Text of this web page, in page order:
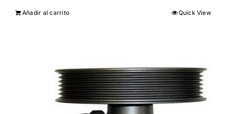
Añadir al carrito Quick View